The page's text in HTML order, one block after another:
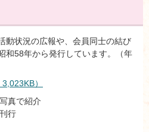
動状況の広報や、会員同士の結び
和58年から発行しています。（年
）
真で紹介
行